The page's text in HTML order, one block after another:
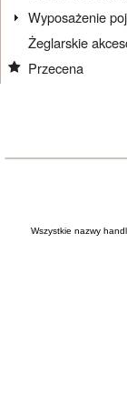
Wyposażenie
Żeglarskie
Przecena
Wszystkie nazwy